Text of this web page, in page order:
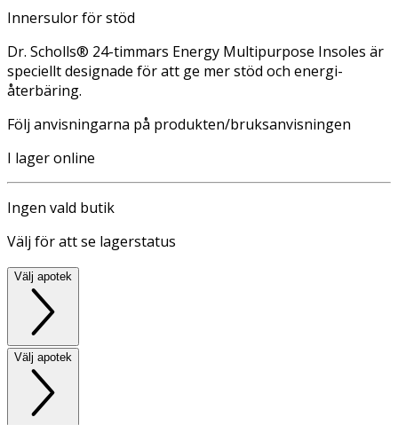
Innersulor för stöd
Dr. Scholls® 24-timmars Energy Multipurpose Insoles är
speciellt designade för att ge mer stöd och energi-
återbäring.
Följ anvisningarna på produkten/bruksanvisningen
I lager online
Ingen vald butik
Välj för att se lagerstatus
Välj apotek
Välj apotek